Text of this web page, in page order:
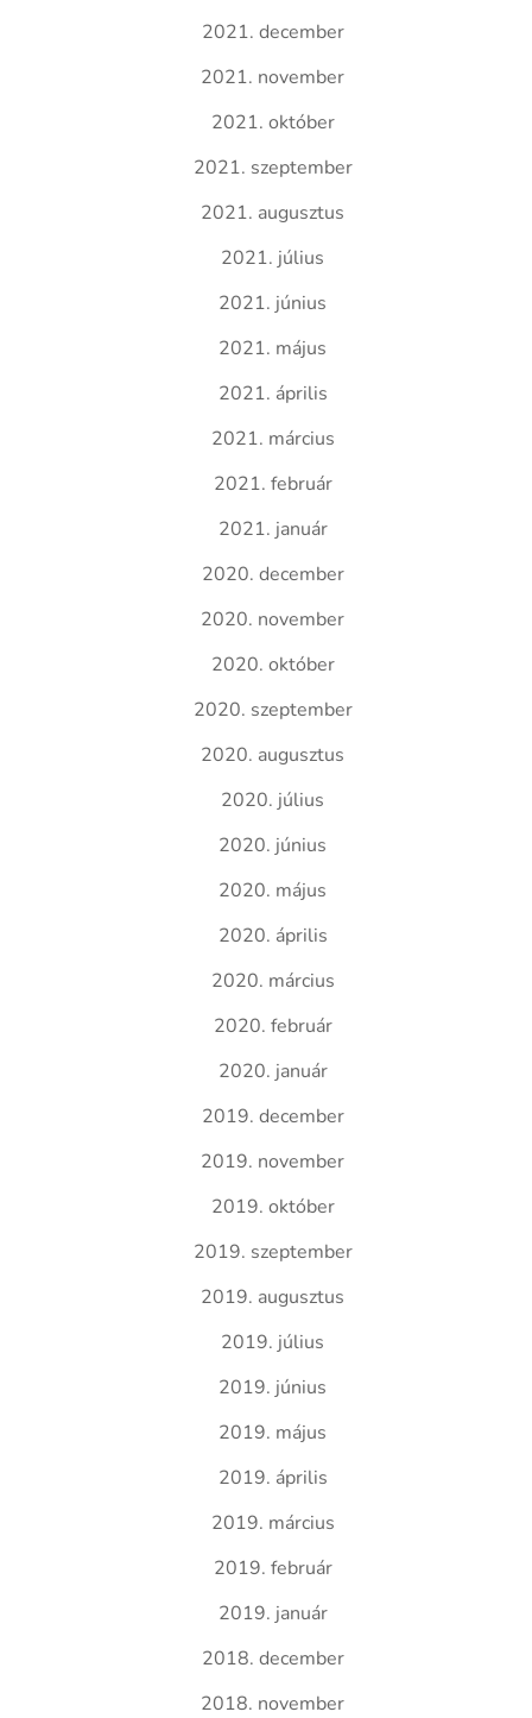
2021. december
2021. november
2021. október
2021. szeptember
2021. augusztus
2021. július
2021. június
2021. május
2021. április
2021. március
2021. február
2021. január
2020. december
2020. november
2020. október
2020. szeptember
2020. augusztus
2020. július
2020. június
2020. május
2020. április
2020. március
2020. február
2020. január
2019. december
2019. november
2019. október
2019. szeptember
2019. augusztus
2019. július
2019. június
2019. május
2019. április
2019. március
2019. február
2019. január
2018. december
2018. november